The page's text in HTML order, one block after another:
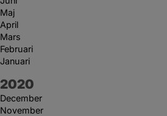
Maj
April
Mars
Februari
Januari
År:
2020
December
November